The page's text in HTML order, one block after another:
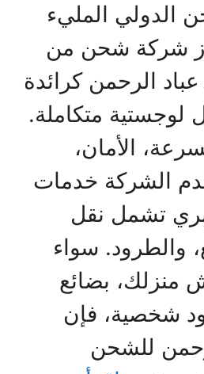
الدولي المليء
شركة شحن من
الرحمن كرائدة
لوجستية متكاملة.
الأمان،
الشركة خدمات
تشمل نقل
والطرود. سواء
منزلك، بضائع
شخصية، فإن
للشحن